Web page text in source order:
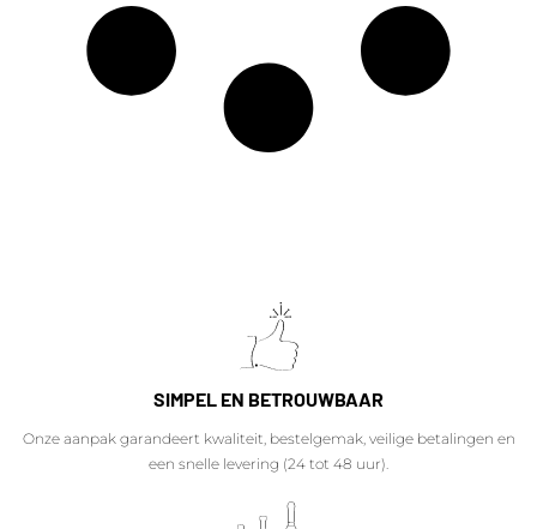
SIMPEL EN BETROUWBAAR
Onze aanpak garandeert kwaliteit, bestelgemak, veilige betalingen en
een snelle levering (24 tot 48 uur).